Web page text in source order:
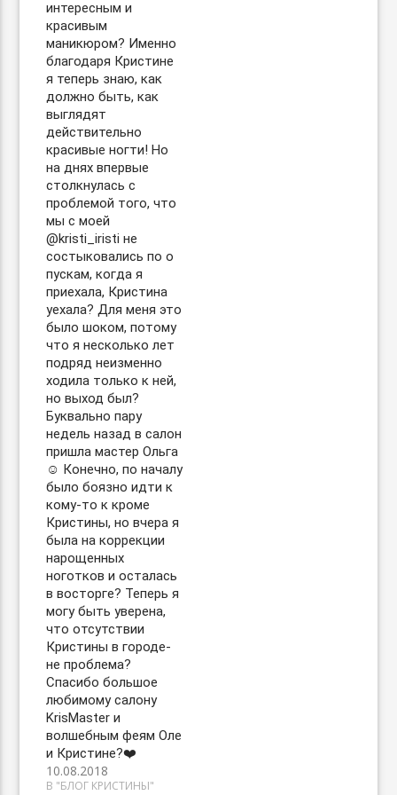
интересным и
красивым
маникюром? Именно
благодаря Кристине
я теперь знаю, как
должно быть, как
выглядят
действительно
красивые ногти! Но
на днях впервые
столкнулась с
проблемой того, что
мы с моей
@kristi_iristi не
состыковались по о
пускам, когда я
приехала, Кристина
уехала? Для меня это
было шоком, потому
что я несколько лет
подряд неизменно
ходила только к ней,
но выход был?
Буквально пару
недель назад в салон
пришла мастер Ольга
☺️ Конечно, по началу
было боязно идти к
кому-то к кроме
Кристины, но вчера я
была на коррекции
нарощенных
ноготков и осталась
в восторге? Теперь я
могу быть уверена,
что отсутствии
Кристины в городе-
не проблема?
Спасибо большое
любимому салону
KrisMaster и
волшебным феям Оле
и Кристине?❤️
10.08.2018
В "БЛОГ КРИСТИНЫ"